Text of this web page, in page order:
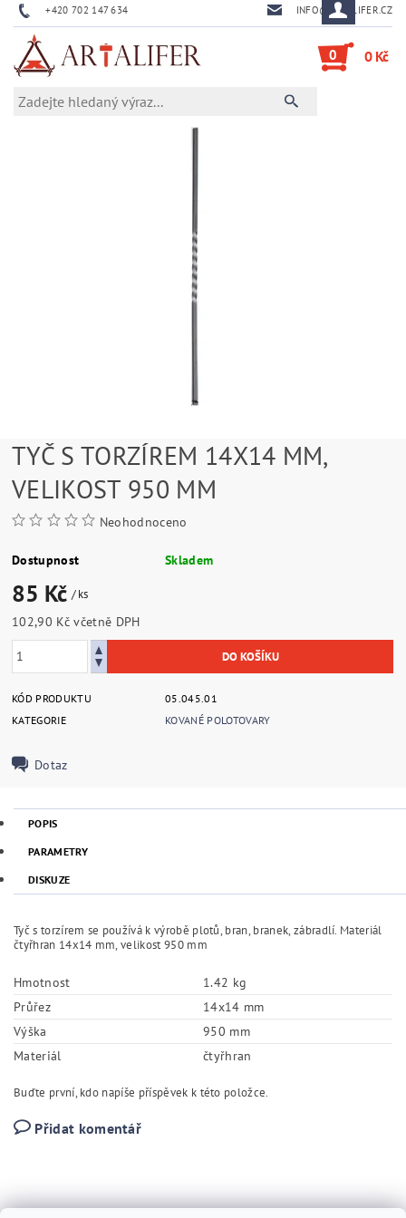
+420 702 147 634 INFO@ARTALIFER.CZ
0 0 Kč
TYČ S TORZÍREM 14X14 MM,
VELIKOST 950 MM
Neohodnoceno
Dostupnost Skladem
85 Kč/ ks
102,90 Kč včetně DPH
KÓD PRODUKTU
05.045.01
KATEGORIE
KOVANÉ POLOTOVARY
Dotaz
POPIS
PARAMETRY
DISKUZE
Tyč s torzírem se používá k výrobě plotů, bran, branek, zábradlí. Materiál
čtyřhran 14x14 mm, velikost 950 mm
Hmotnost
1.42 kg
Průřez
14x14 mm
Výška
950 mm
Materiál
čtyřhran
Buďte první, kdo napíše příspěvek k této položce.
Přidat komentář